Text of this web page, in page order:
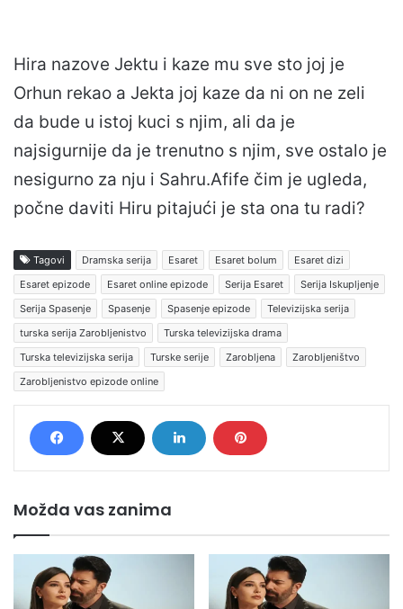
Hira nazove Jektu i kaze mu sve sto joj je
Orhun rekao a Jekta joj kaze da ni on ne zeli
da bude u istoj kuci s njim, ali da je
najsigurnije da je trenutno s njim, sve ostalo je
nesigurno za nju i Sahru.Afife čim je ugleda,
počne daviti Hiru pitajući je sta ona tu radi?
Tagovi Dramska serija Esaret Esaret bolum
Esaret dizi
Esaret epizode
Esaret online epizode Serija Esaret
Serija Iskupljenje
Serija Spasenje
Spasenje Spasenje epizode
Televizijska serija
turska serija Zarobljenistvo
Turska televizijska drama
Turska televizijska serija
Turske serije Zarobljena
Zarobljeništvo
Zarobljenistvo epizode online
Možda vas zanima